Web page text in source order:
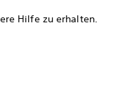
Hilfe zu erhalten.